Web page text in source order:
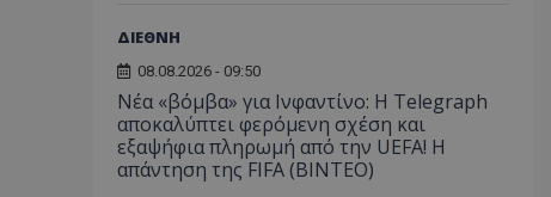
ΔΙΕΘΝΗ
08.08.2026 - 09:50
Νέα «βόμβα» για Ινφαντίνο: Η Telegraph
αποκαλύπτει φερόμενη σχέση και
εξαψήφια πληρωμή από την UEFA! Η
απάντηση της FIFA (ΒΙΝΤΕΟ)